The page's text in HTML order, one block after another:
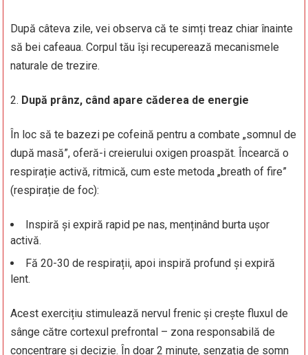
După câteva zile, vei observa că te simți treaz chiar înainte
să bei cafeaua. Corpul tău își recuperează mecanismele
naturale de trezire.
După prânz, când apare căderea de energie
În loc să te bazezi pe cofeină pentru a combate „somnul de
după masă”, oferă-i creierului oxigen proaspăt. Încearcă o
respirație activă, ritmică, cum este metoda „breath of fire”
(respirație de foc):
Inspiră și expiră rapid pe nas, menținând burta ușor
activă.
Fă 20-30 de respirații, apoi inspiră profund și expiră
lent.
Acest exercițiu stimulează nervul frenic și crește fluxul de
sânge către cortexul prefrontal – zona responsabilă de
concentrare și decizie. În doar 2 minute, senzația de somn